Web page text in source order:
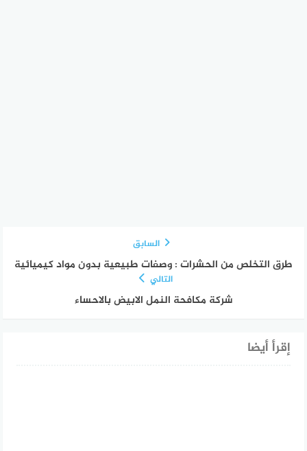
السابق
طرق التخلص من الحشرات : وصفات طبيعية بدون مواد كيميائية
التالي
شركة مكافحة النمل الابيض بالاحساء
إقرأ أيضا